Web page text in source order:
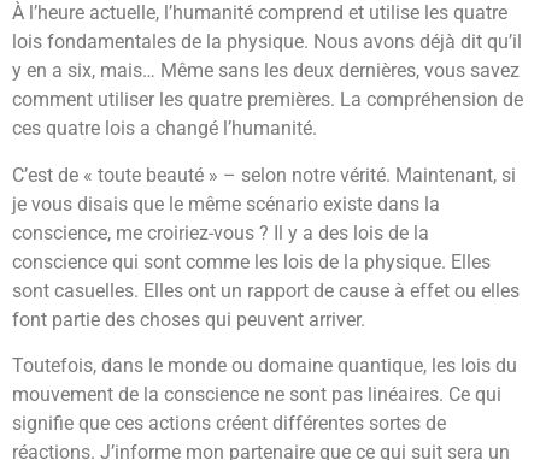
À l’heure actuelle, l’humanité comprend et utilise les quatre
lois fondamentales de la physique. Nous avons déjà dit qu’il
y en a six, mais… Même sans les deux dernières, vous savez
comment utiliser les quatre premières. La compréhension de
ces quatre lois a changé l’humanité.
C’est de « toute beauté » – selon notre vérité. Maintenant, si
je vous disais que le même scénario existe dans la
conscience, me croiriez-vous ? Il y a des lois de la
conscience qui sont comme les lois de la physique. Elles
sont casuelles. Elles ont un rapport de cause à effet ou elles
font partie des choses qui peuvent arriver.
Toutefois, dans le monde ou domaine quantique, les lois du
mouvement de la conscience ne sont pas linéaires. Ce qui
signifie que ces actions créent différentes sortes de
réactions. J’informe mon partenaire que ce qui suit sera un